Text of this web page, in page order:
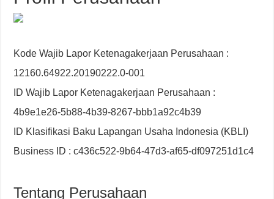
Kode Wajib Lapor Ketenagakerjaan Perusahaan :
12160.64922.20190222.0-001
ID Wajib Lapor Ketenagakerjaan Perusahaan :
4b9e1e26-5b88-4b39-8267-bbb1a92c4b39
ID Klasifikasi Baku Lapangan Usaha Indonesia (KBLI)
Business ID : c436c522-9b64-47d3-af65-df097251d1c4
Tentang Perusahaan